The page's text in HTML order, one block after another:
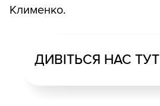
Клименко.
ДИВІТЬСЯ НАС ТУТ